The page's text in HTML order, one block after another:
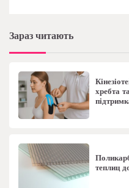
Зараз читають
хребта
теплиц